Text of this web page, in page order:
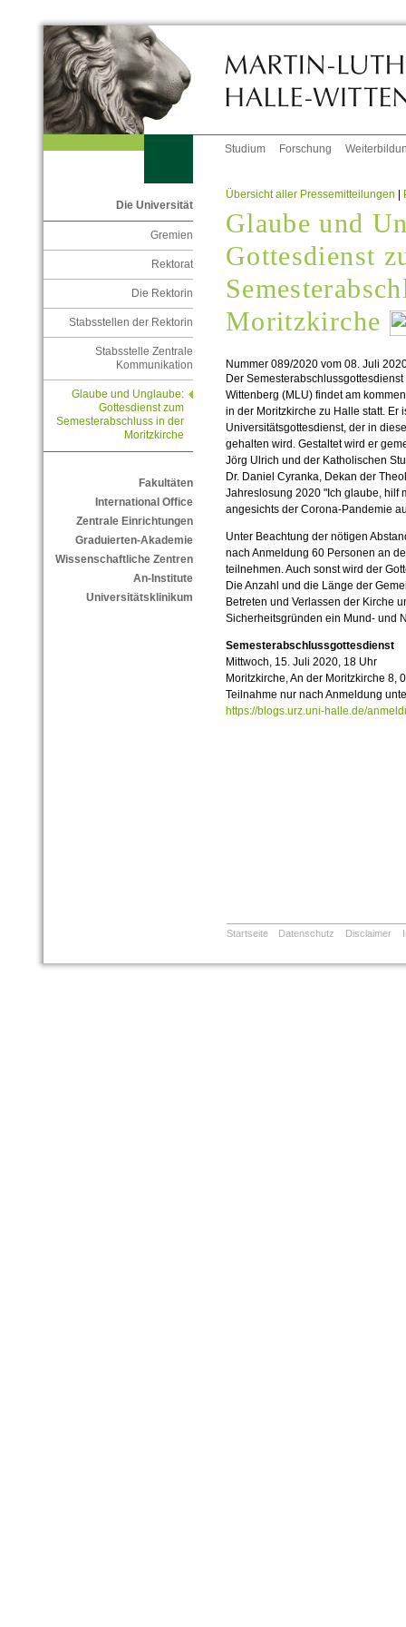
Studium Forschung
Die Universität
Gremien
Rektorat
Die Rektorin
Stabsstellen der Rektorin
Stabsstelle Zentrale
Kommunikation
Glaube und Unglaube:
Gottesdienst zum
Semesterabschluss in der
Moritzkirche
Fakultäten
International Office
Zentrale Einrichtungen
Graduierten-Akademie
Wissenschaftliche Zentren
An-Institute
Universitätsklinikum
Übersicht aller Pressemitteilungen |
Glaube und
Gottesdienst
Moritzkirche
Nummer 089/2020 vom 08. Juli
Der
Wittenberg (MLU) findet am
in der Moritzkirche zu Halle statt. Er
Universitätsgottesdienst, der in
gehalten wird. Gestaltet wird er
Jörg Ulrich und der Katholischen
Dr. Daniel Cyranka, Dekan der
Jahreslosung 2020 "Ich glaube, hilf
angesichts der Corona-Pandemie
Unter Beachtung der nötigen
nach Anmeldung 60 Personen an
teilnehmen. Auch sonst wird der
Die Anzahl und die Länge der
Betreten und Verlassen der Kirche
Sicherheitsgründen ein Mund- und
Semesterabschlussgottesdienst
Mittwoch, 15. Juli 2020, 18 Uhr
Moritzkirche, An der Moritzkirche 8,
Teilnahme nur nach Anmeldung
https://blogs.urz.uni-halle.de/
Startseite Datenschutz Disclaimer